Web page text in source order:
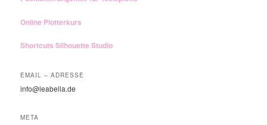
Online Plotterkurs
Shortcuts Silhouette Studio
EMAIL – ADRESSE
info@leabella.de
META